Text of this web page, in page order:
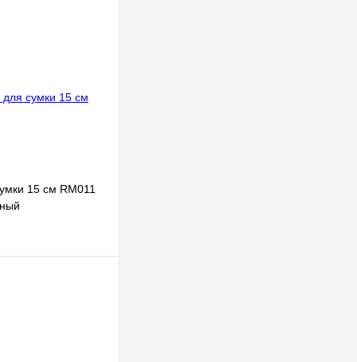
15 см RM011